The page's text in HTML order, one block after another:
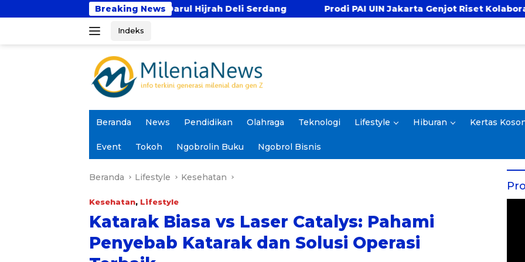
ke
Breaking News
Tahfidz Darul Hijrah Deli Serdang Prodi PAI UIN Jakarta Genjot Riset Kolaboratif, Antar 4 Proposal
Indeks
Beranda News Pendidikan Olahraga Teknologi Lifestyle Hiburan Kertas
Event Tokoh Ngobrolin Buku Ngobrol Bisnis
Beranda Lifestyle Kesehatan
Kesehatan, Lifestyle
Katarak Biasa vs Laser Catalys: Pahami
Penyebab Katarak dan Solusi Operasi